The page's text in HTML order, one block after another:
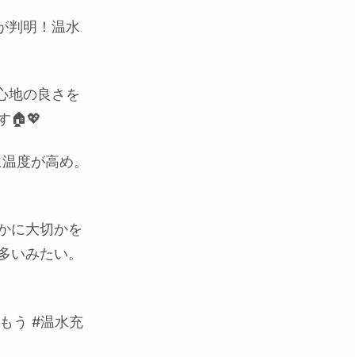
判明！温水
地の良さを
🏠💖
度が高め。
に大切かを
みたい。
う #温水充